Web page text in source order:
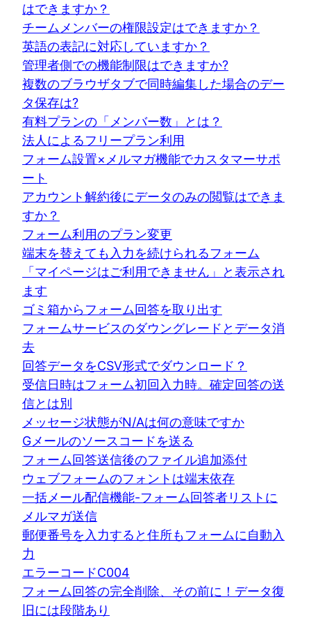
はできますか？
チームメンバーの権限設定はできますか？
英語の表記に対応していますか？
管理者側での機能制限はできますか?
複数のブラウザタブで同時編集した場合のデー
タ保存は?
有料プランの「メンバー数」とは？
法人によるフリープラン利用
フォーム設置×メルマガ機能でカスタマーサポ
ート
アカウント解約後にデータのみの閲覧はできま
すか？
フォーム利用のプラン変更
端末を替えても入力を続けられるフォーム
「マイページはご利用できません」と表示され
ます
ゴミ箱からフォーム回答を取り出す
フォームサービスのダウングレードとデータ消
去
回答データをCSV形式でダウンロード？
受信日時はフォーム初回入力時。確定回答の送
信とは別
メッセージ状態がN/Aは何の意味ですか
Gメールのソースコードを送る
フォーム回答送信後のファイル追加添付
ウェブフォームのフォントは端末依存
一括メール配信機能-フォーム回答者リストに
メルマガ送信
郵便番号を入力すると住所もフォームに自動入
力
エラーコードC004
フォーム回答の完全削除、その前に！データ復
旧には段階あり